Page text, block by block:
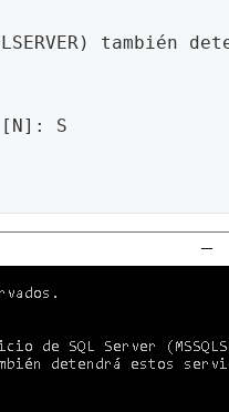
también
[N]: S